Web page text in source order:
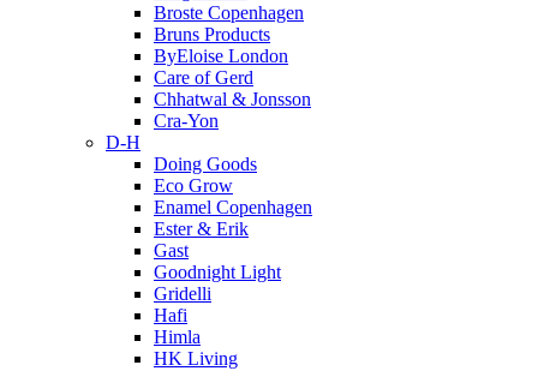
Broste Copenhagen
Bruns Products
ByEloise London
Care of Gerd
Chhatwal & Jonsson
Cra-Yon
D-H
Doing Goods
Eco Grow
Enamel Copenhagen
Ester & Erik
Gast
Goodnight Light
Gridelli
Hafi
Himla
HK Living